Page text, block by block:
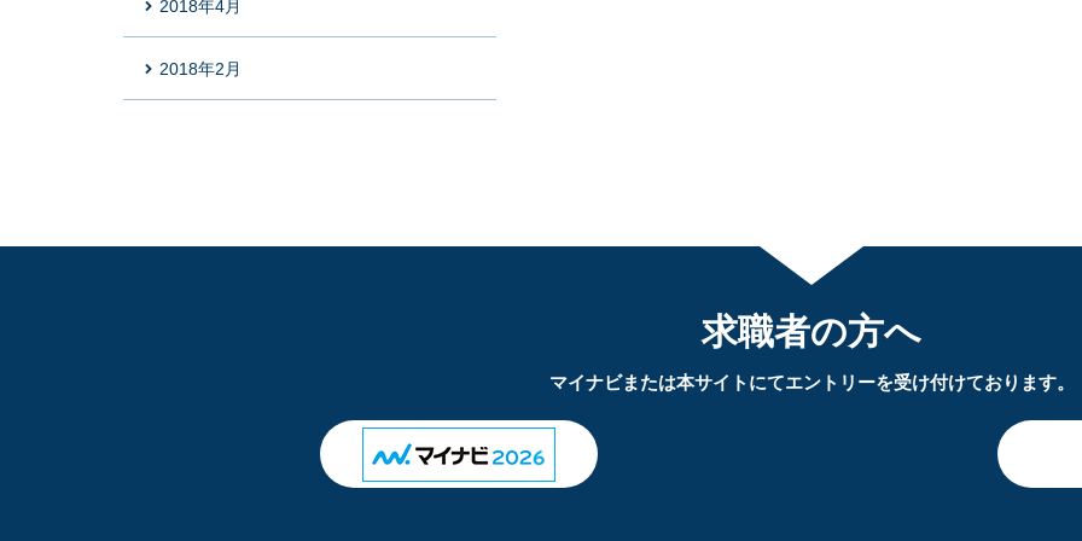
2018年4月
2018年2月
求職者の方へ
マイナビまたは本サイトにてエントリーを受け付けております。